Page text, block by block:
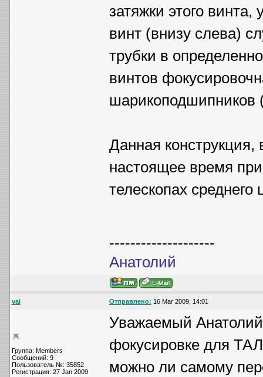
затяжки этого
винт (внизу слева)
трубки в
винтов
шарикоподшипников
Данная
настоящее время
телескопах среднего
--------------------
Анатолий
val Отправлено: 16 Mar 2009, 14:01
Группа: Members
Сообщений: 9
Пользователь №: 35852
Регистрация: 27 Jan 2009
Уважаемый
фокусировке для
можно ли самому